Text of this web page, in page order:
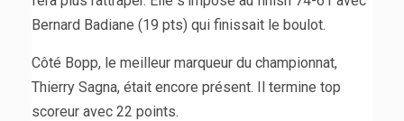
Bernard Badiane (19 pts) qui finissait le boulot.
Côté Bopp, le meilleur marqueur du championnat,
Thierry Sagna, était encore présent. Il termine top
scoreur avec 22 points.